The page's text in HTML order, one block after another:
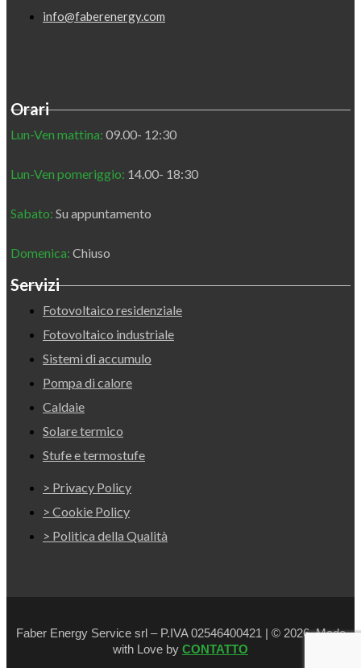
info@faberenergy.com
Orari
Lun-Ven mattina: 09.00- 12:30
Lun-Ven pomeriggio: 14.00- 18:30
Sabato: Su appuntamento
Domenica: Chiuso
Servizi
Fotovoltaico residenziale
Fotovoltaico industriale
Sistemi di accumulo
Pompa di calore
Caldaie
Solare termico
Stufe e termostufe
> Privacy Policy
> Cookie Policy
> Politica della Qualità
Faber Energy Service srl – P.IVA 02546400421 | © 2026. Made
with Love by CONTATTO